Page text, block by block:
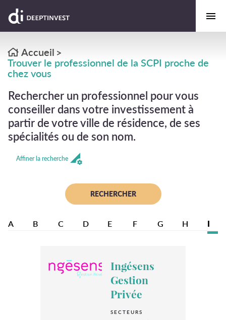
Accueil >
Trouver le professionnel de la SCPI proche de
chez vous
Rechercher un professionnel pour vous
conseiller dans votre investissement à
partir de votre ville de résidence, de ses
spécialités ou de son nom.
Affiner la recherche
A B C D E F G H I
Ingésens
Gestion
Privée
SECTEURS